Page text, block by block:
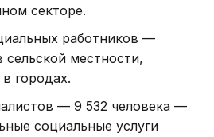
секторе.
работников —
местности,
городах.
— 9 532 человека —
социальные услуги